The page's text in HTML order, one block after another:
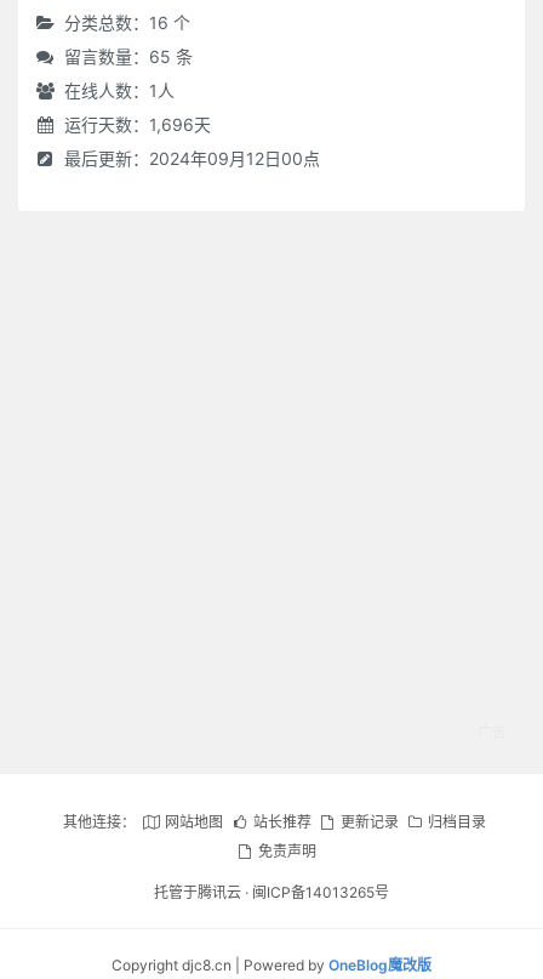
分类总数：16 个
留言数量：65 条
在线人数： 1 人
运行天数：1,696天
最后更新：2024年09月12日00点
其他连接： 网站地图 站长推荐 更新记录
归档目录
免责声明
托管于腾讯云 · 闽ICP备14013265号
Copyright djc8.cn | Powered by OneBlog魔改版